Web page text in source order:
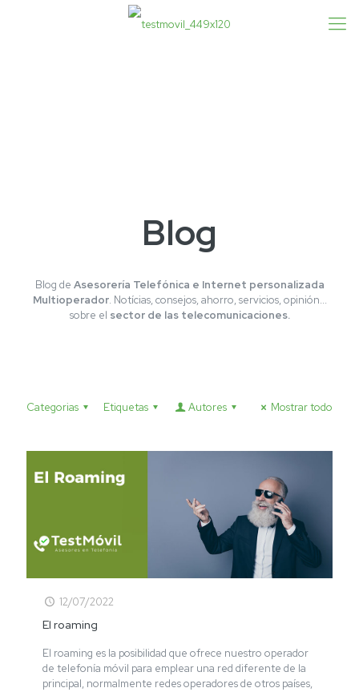
Blog
Blog de Asesorería Telefónica e Internet personalizada
Multioperador. Notícias, consejos, ahorro, servicios, opinión...
sobre el sector de las telecomunicaciones.
Categorias Etiquetas Autores Mostrar todo
12/07/2022
El roaming
El roaming es la posibilidad que ofrece nuestro operador
de telefonía móvil para emplear una red diferente de la
principal, normalmente redes operadores de otros países,